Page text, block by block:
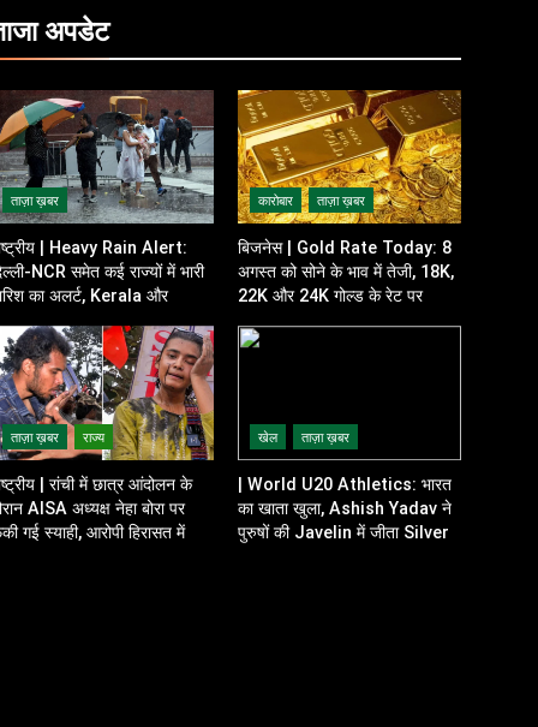
अपडेट
ताज़ा ख़बर
| Heavy Rain Alert:
NCR समेत कई राज्यों में भारी
का अलर्ट, Kerala और
कारोबार ताज़ा ख़बर
बिजनेस | Gold Rate Today: 8
अगस्त को सोने के भाव में तेजी, 18K,
22K और 24K गोल्ड के रेट पर
ताज़ा ख़बर राज्य
| रांची में छात्र आंदोलन के
AISA अध्यक्ष नेहा बोरा पर
गई स्याही, आरोपी हिरासत में
खेल ताज़ा ख़बर
| World U20 Athletics: भारत
का खाता खुला, Ashish Yadav ने
पुरुषों की Javelin में जीता Silver